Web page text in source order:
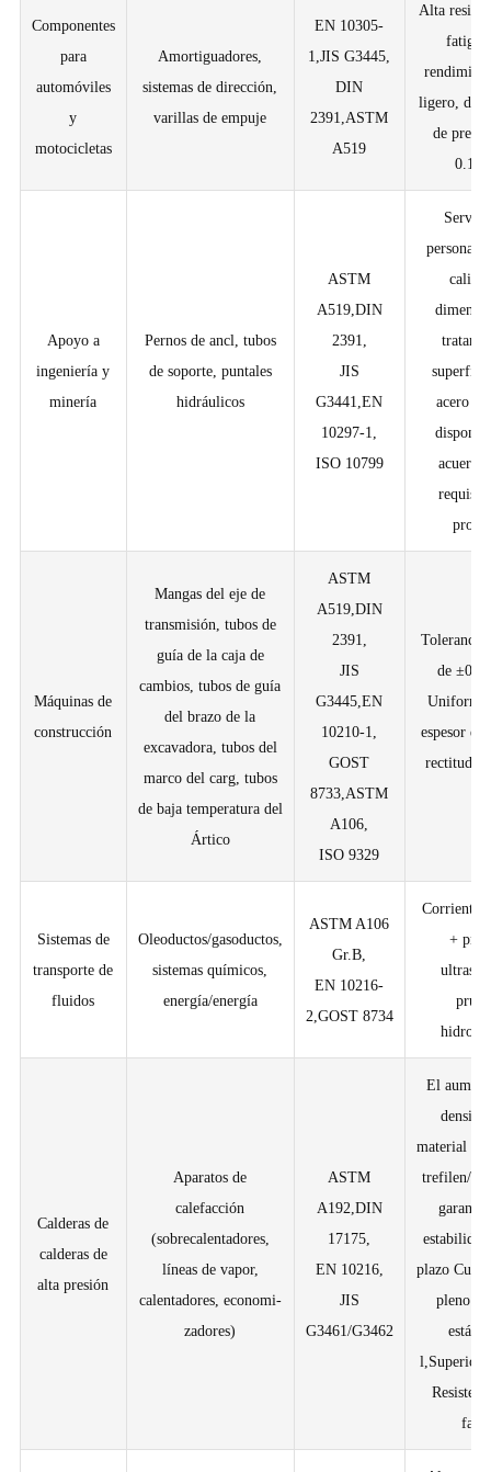
Componentes
para
automóviles
y
motocicletas
Amortiguadores,
sistemas de dirección,
varillas de empuje
EN 10305-
1,JIS G3445,
DIN
2391,ASTM
A519
Alta
fatiga,
ligero,
de
Apoyo a
ingeniería y
minería
Pernos de ancl, tubos
de soporte, puntales
hidráulicos
ASTM
A519,DIN
2391,
JIS
G3441,EN
10297-1,
ISO 10799
acero
acuerdo
Máquinas de
construcción
Mangas del eje de
transmisión, tubos de
guía de la caja de
cambios, tubos de guía
del brazo de la
excavadora, tubos del
marco del carg, tubos
de baja temperatura del
Ártico
ASTM
A519,DIN
2391,
JIS
G3445,EN
10210-1,
GOST
8733,ASTM
A106,
ISO 9329
de
espesor de
rectitud ≥
Sistemas de
transporte de
fluidos
Oleoductos/gasoductos,
sistemas químicos,
energía/energía
ASTM A106
Gr.B,
EN 10216-
2,GOST 8734
Corriente
+
Calderas de
calderas de
alta presión
Aparatos de
calefacción
(sobrecalentadores,
líneas de vapor,
calentadores, economi-
zadores)
ASTM
A192,DIN
17175,
EN 10216,
JIS
G3461/G3462
El
material a
trefilen/
plazo
pleno
l,Superior